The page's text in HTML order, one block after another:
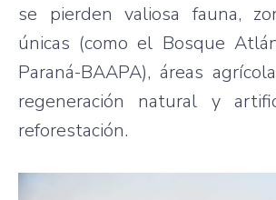
se pierden valiosa fauna,
únicas (como el Bosque
Paraná-BAAPA), áreas
regeneración natural y
reforestación.